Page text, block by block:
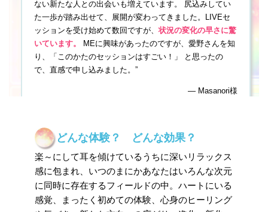
どんな体験？ どんな効果？
楽～にして耳を傾けているうちに深いリラックス
感に包まれ、いつのまにかあなたはいろんな次元
に同時に存在するフィールドの中。ハートにいる
感覚、まったく初めての体験、心身のヒーリング